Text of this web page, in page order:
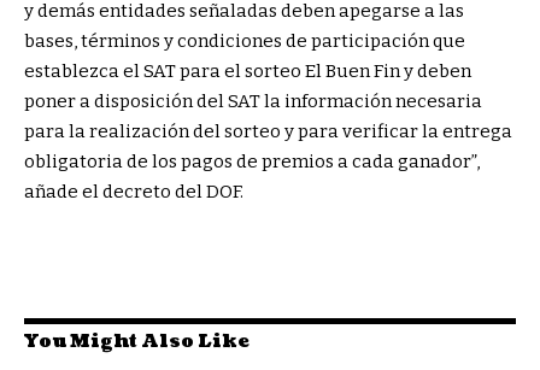
y demás entidades señaladas deben apegarse a las
bases, términos y condiciones de participación que
establezca el SAT para el sorteo El Buen Fin y deben
poner a disposición del SAT la información necesaria
para la realización del sorteo y para verificar la entrega
obligatoria de los pagos de premios a cada ganador”,
añade el decreto del DOF.
You Might Also Like